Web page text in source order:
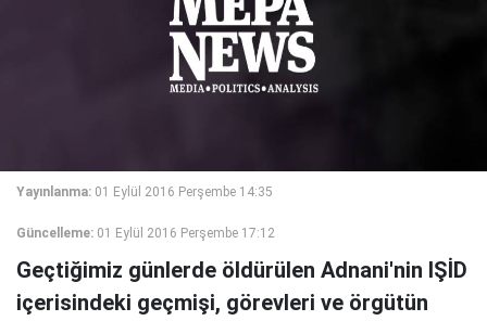
Yayınlanma: 01 Eylül 2016 Perşembe 14:35
Güncelleme: 01 Eylül 2016 Perşembe 17:12
Geçtiğimiz günlerde öldürülen Adnani'nin IŞİD
içerisindeki geçmişi, görevleri ve örgütün